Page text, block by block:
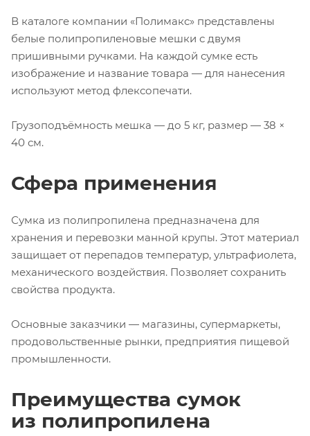
В каталоге компании «Полимакс» представлены
белые полипропиленовые мешки с двумя
пришивными ручками. На каждой сумке есть
изображение и название товара — для нанесения
используют метод флексопечати.
Грузоподъёмность мешка — до 5 кг, размер — 38 ×
40 см.
Сфера применения
Сумка из полипропилена предназначена для
хранения и перевозки манной крупы. Этот материал
защищает от перепадов температур, ультрафиолета,
механического воздействия. Позволяет сохранить
свойства продукта.
Основные заказчики — магазины, супермаркеты,
продовольственные рынки, предприятия пищевой
промышленности.
Преимущества сумок
из полипропилена